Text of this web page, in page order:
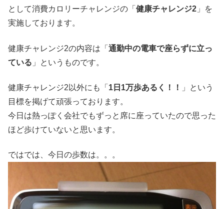
として消費カロリーチャレンジの「 健康チャレンジ2 」を
実施しております。
健康チャレンジ2の内容は「 通勤中の電車で座らずに立っ
ている 」というものです。
健康チャレンジ2以外にも「 1日1万歩あるく！！
」という
目標を掲げて頑張っております。
今日は熱っぽく会社でもずっと席に座っていたので思った
ほど歩けていないと思います。
ではでは、今日の歩数は。。。